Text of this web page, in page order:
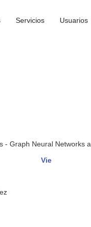
Servicios Usuarios
Vie
- Graph Neural Networks